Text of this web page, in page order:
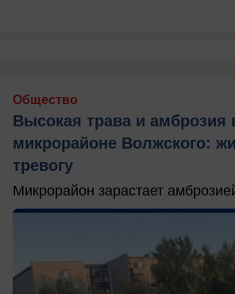
Общество
Высокая трава и амброзия
микрорайоне Волжского:
тревогу
Микрорайон зарастает